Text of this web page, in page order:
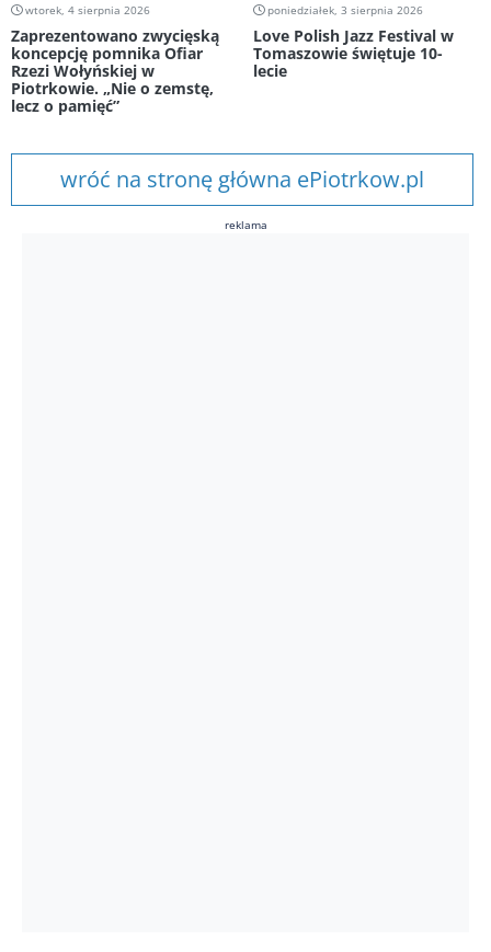
wtorek, 4 sierpnia 2026
Zaprezentowano zwycięską
koncepcję pomnika Ofiar
Rzezi Wołyńskiej w
Piotrkowie. „Nie o zemstę,
lecz o pamięć”
poniedziałek, 3 sierpnia 2026
Love Polish Jazz Festival w
Tomaszowie świętuje 10-
lecie
wróć na stronę główna ePiotrkow.pl
reklama